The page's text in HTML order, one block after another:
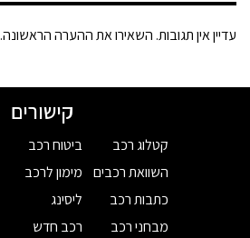
עדיין אין תגובות. השאירו את ההערה הראשונה.
קישורים
קטלוג רכב
השוואת רכבים
כתבות רכב
מבחני רכב
ביטוח רכב
מימון לרכב
ליסינג
רכב חדש